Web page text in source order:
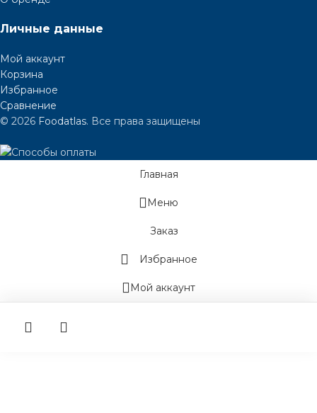
Личные данные
Мой аккаунт
Корзина
Избранное
Сравнение
© 2026 Foodatlas. Все права защищены
Главная
Меню
Заказ
Избранное
Мой аккаунт